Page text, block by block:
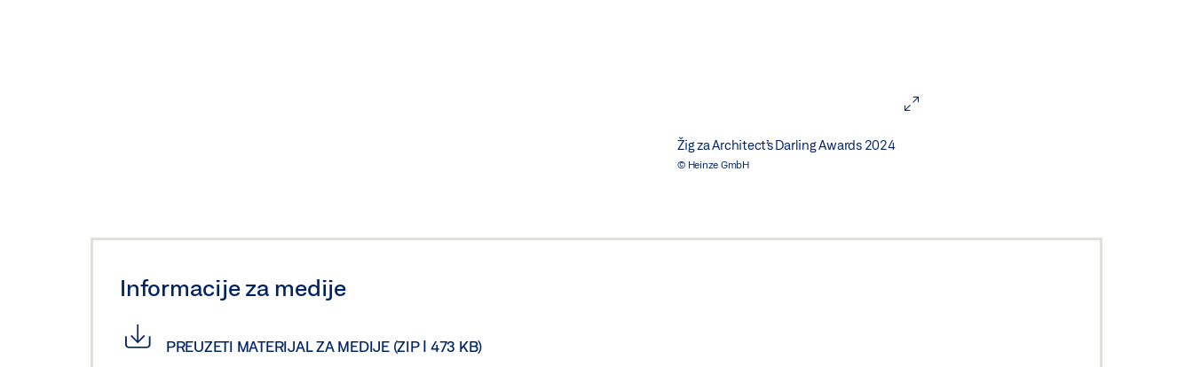
Žig za Architect’s Darling Awards 2024
© Heinze GmbH
Informacije za medije
PREUZETI MATERIJAL ZA MEDIJE (ZIP | 473 KB)